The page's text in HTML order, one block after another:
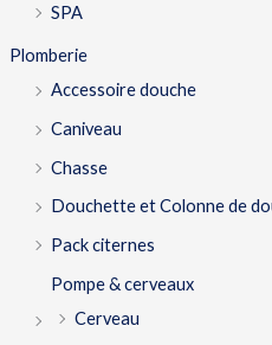
SPA
Plomberie
Accessoire douche
Caniveau
Chasse
Douchette et Colonne de
Pack citernes
Pompe & cerveaux
Cerveau